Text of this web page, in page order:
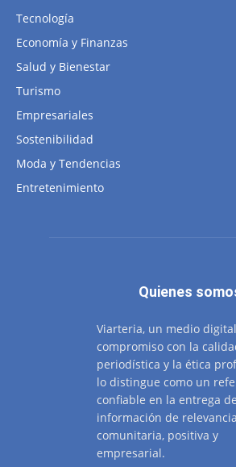
Tecnología
Economía y Finanzas
Salud y Bienestar
Turismo
Empresariales
Sostenibilidad
Moda y Tendencias
Entretenimiento
Quienes
Viarteria, un medio
compromiso con la
periodística y la ética
lo distingue como un
confiable en la entrega de
información de relevancia
comunitaria, positiva y
empresarial.